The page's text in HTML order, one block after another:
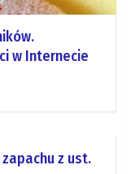
w Internecie
z ust.